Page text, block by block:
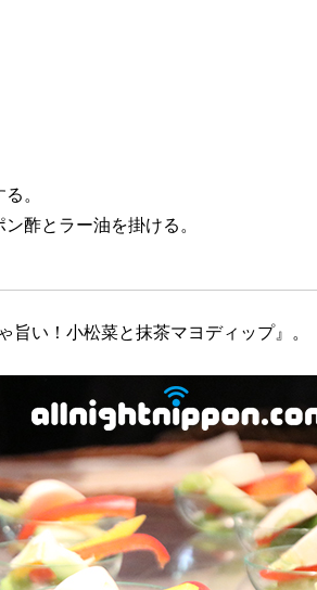
。
酢とラー油を掛ける。
い！小松菜と抹茶マヨディップ』。